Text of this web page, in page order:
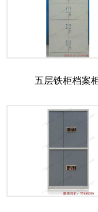
五层铁柜档案